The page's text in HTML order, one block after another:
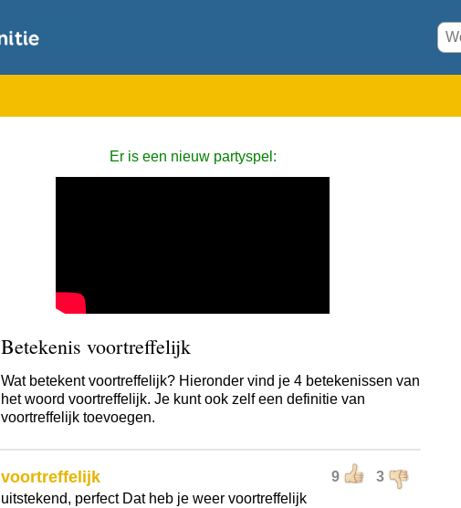
Er is een nieuw partyspel:
Betekenis voortreffelijk
Wat betekent voortreffelijk? Hieronder vind je 4 betekenissen van
het woord voortreffelijk. Je kunt ook zelf een definitie van
voortreffelijk toevoegen.
9 3
voortreffelijk
uitstekend, perfect Dat heb je weer voortreffelijk